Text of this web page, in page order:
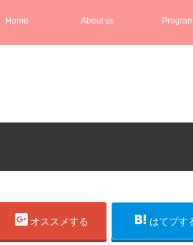
Home About us Program
オススメする はてブす